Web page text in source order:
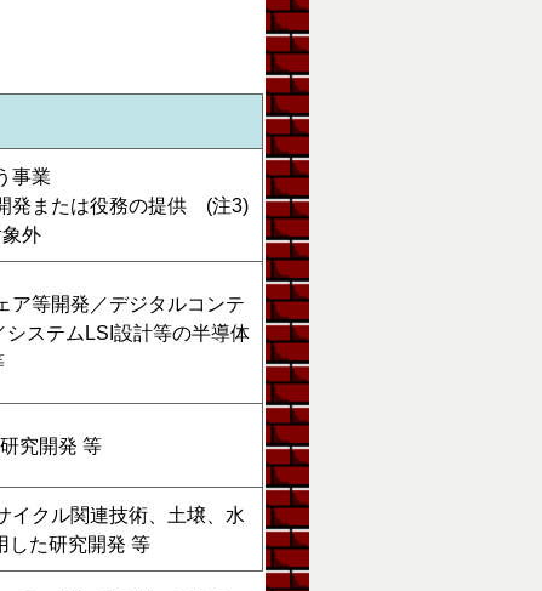
事業
発または役務の提供 (注3)
外
ア等開発／デジタルコンテ
ステムLSI設計等の半導体
究開発 等
イクル関連技術、土壌、水
した研究開発 等